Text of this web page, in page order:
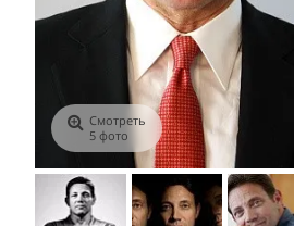
Смотреть
5 фото